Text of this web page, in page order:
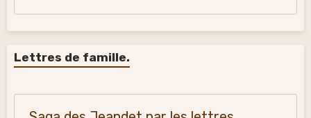
Lettres de famille.